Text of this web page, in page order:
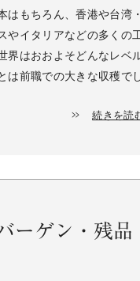
はもちろん、香港や台湾・
やイタリアなどの多くの
界はおおよそどんなレベ
は前職での大きな収穫で
続きを読
ーゲン・残品